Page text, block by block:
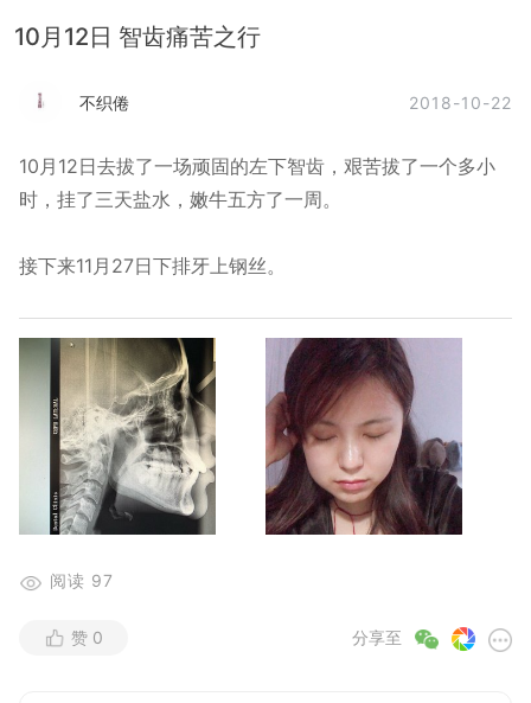
10月12日 智齿痛苦之行
不织倦 2018-10-22
10月12日去拔了一场顽固的左下智齿，艰苦拔了一个多小
时，挂了三天盐水，嫩牛五方了一周。
接下来11月27日下排牙上钢丝。
阅读 97
分享至
赞 0